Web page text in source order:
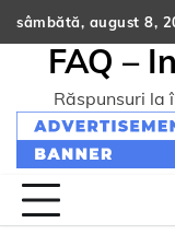
Skip
to
content
sâmbătă, august 8,
FAQ –
Răspunsuri la